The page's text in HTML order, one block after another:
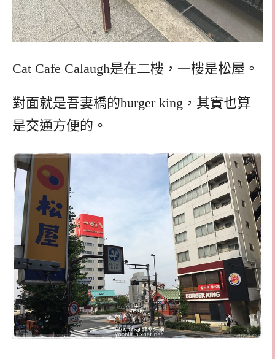
Cat Cafe Calaugh是在二樓，一樓是松屋。
對面就是吾妻橋的burger king，其實也算
是交通方便的。